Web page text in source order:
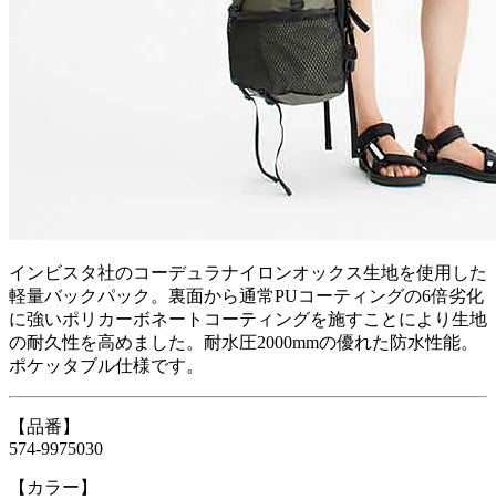
インビスタ社のコーデュラナイロンオックス生地を使用した
軽量バックパック。裏面から通常PUコーティングの6倍劣化
に強いポリカーボネートコーティングを施すことにより生地
の耐久性を高めました。耐水圧2000mmの優れた防水性能。
ポケッタブル仕様です。
【品番】
574-9975030
【カラー】